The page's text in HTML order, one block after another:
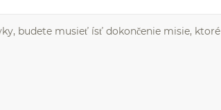
budete musieť ísť dokončenie misie,